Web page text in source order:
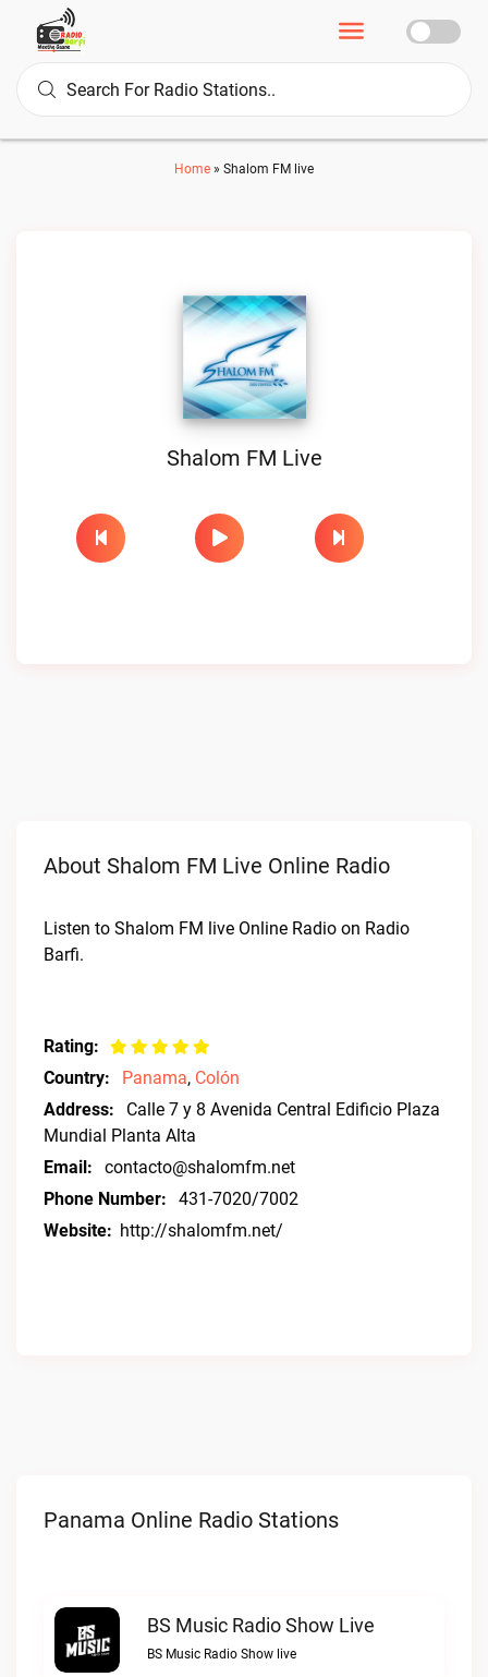
Home » Shalom FM live
Shalom FM Live
About Shalom FM Live Online Radio
Listen to Shalom FM live Online Radio on Radio
Barfi.
Rating:
Country:
Panama, Colón
Address:
Calle 7 y 8 Avenida Central Edificio Plaza
Mundial Planta Alta
Email:
contacto@shalomfm.net
Phone Number:
431-7020/7002
Website: http://shalomfm.net/
Panama Online Radio Stations
BS Music Radio Show Live
BS Music Radio Show live